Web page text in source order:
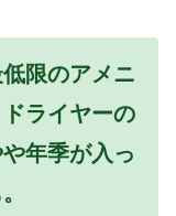
限のアメニ
ライヤーの
年季が入っ